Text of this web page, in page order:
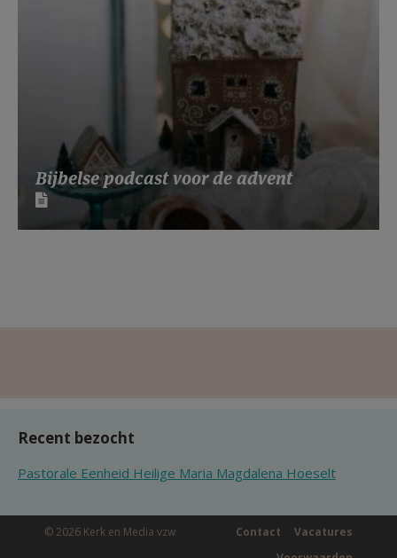
Bijbelse podcast voor de advent
Recent bezocht
Pastorale Eenheid Heilige Maria Magdalena Hoeselt
© 2026 Kerk en Media vzw Vacatures
Contact